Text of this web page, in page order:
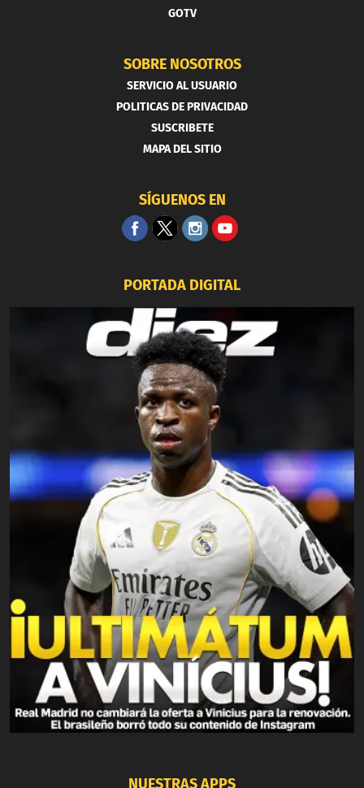
GOTV
SOBRE NOSOTROS
SERVICIO AL USUARIO
POLITICAS DE PRIVACIDAD
SUSCRIBETE
MAPA DEL SITIO
SÍGUENOS EN
PORTADA DIGITAL
NUESTRAS APPS